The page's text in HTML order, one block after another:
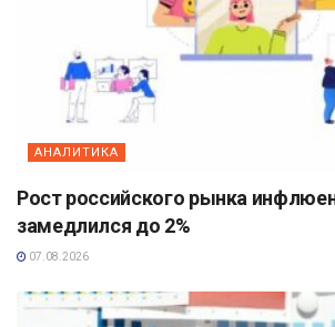
АНАЛИТИКА
Рост российского рынка
замедлился до 2%
07.08.2026